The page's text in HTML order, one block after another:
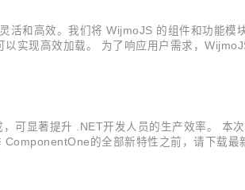
和高效。我们将 WijmoJS 的组件和功能模
实现高效加载。 为了响应用户需求，
可显著提升 .NET开发人员的生产效率。 本
的全部新特性之前，请下载最